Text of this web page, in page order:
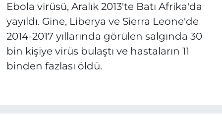
Ebola virüsü, Aralık 2013'te Batı Afrika'da
yayıldı. Gine, Liberya ve Sierra Leone'de
2014-2017 yıllarında görülen salgında 30
bin kişiye virüs bulaştı ve hastaların 11
binden fazlası öldü.